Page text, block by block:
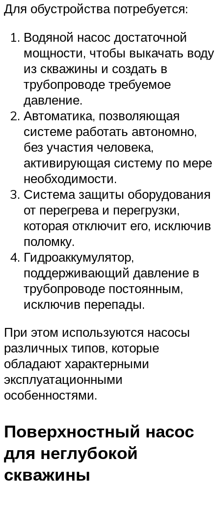
Для обустройства потребуется:
Водяной насос достаточной
мощности, чтобы выкачать воду
из скважины и создать в
трубопроводе требуемое
давление.
Автоматика, позволяющая
системе работать автономно,
без участия человека,
активирующая систему по мере
необходимости.
Система защиты оборудования
от перегрева и перегрузки,
которая отключит его, исключив
поломку.
Гидроаккумулятор,
поддерживающий давление в
трубопроводе постоянным,
исключив перепады.
При этом используются насосы
различных типов, которые
обладают характерными
эксплуатационными
особенностями.
Поверхностный насос
для неглубокой
скважины